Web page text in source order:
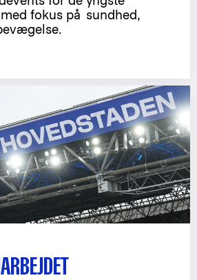
fokus på sundhed,